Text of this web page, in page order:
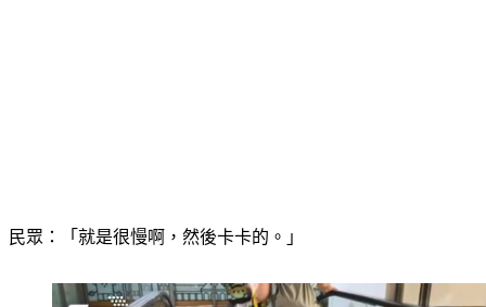
民眾：「就是很慢啊，然後卡卡的。」